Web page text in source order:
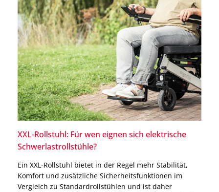
XXL-Rollstuhl: Für wen eignen sich elektrische
Schwerlastrollstühle?
Ein XXL-Rollstuhl bietet in der Regel mehr Stabilität,
Komfort und zusätzliche Sicherheitsfunktionen im
Vergleich zu Standardrollstühlen und ist daher